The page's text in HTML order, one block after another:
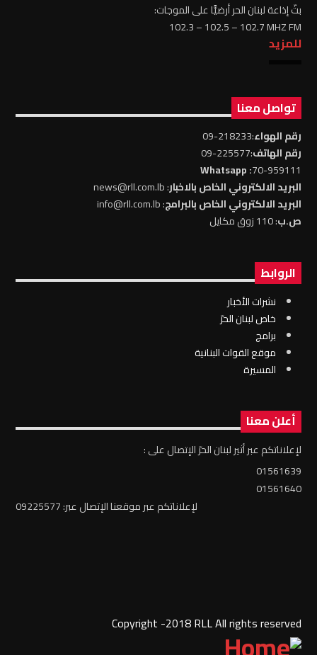
بثّ إذاعة لبنان الحر أرضيًّا على الموجات:
102.3 – 102.5 – 102.7 MHZ FM
للمزيد
تواصل معنا
رقم الهواء:218233-09
رقم الهاتف:225577-09
70-959111
: Whatsapp
البريد الالكتروني الخاص بالاخبار: news@rll.com.lb
البريد الالكتروني الخاص بالبرامج: info@rll.com.lb
ص.ب: 110 زوق مكايل
الروابط
نشرات الأخبار
خاص لبنان الحرّ
برامج
موقع القوات البنانية
المسيرة
أعلن معنا
لإعلاناتكم عبر أثير لبنان الحرّ الإتصال على :
01561639
01561640
لإعلاناتكم عبر موقعنا الإتصال عبر: 09225577
Copyright -2018 RLL All rights reserved